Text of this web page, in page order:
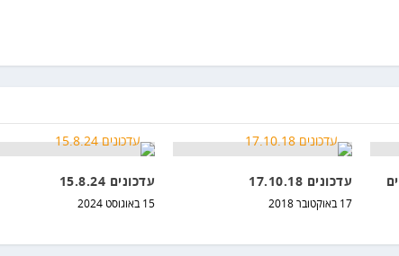
עדכונים 17.10.18
17 באוקטובר 2018
עדכונים 15.8.24
15 באוגוסט 2024